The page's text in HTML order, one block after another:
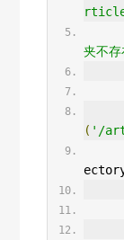
夹不
( '/